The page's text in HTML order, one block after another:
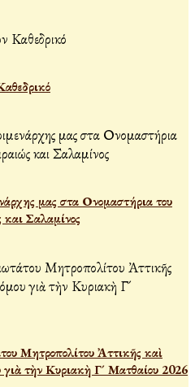
μας στα Ονομαστήρια του
Σαλαμίνος
Μητροπολίτου Ἀττικῆς καὶ
τὴν Κυριακὴ Γ´ Ματθαίου 2026